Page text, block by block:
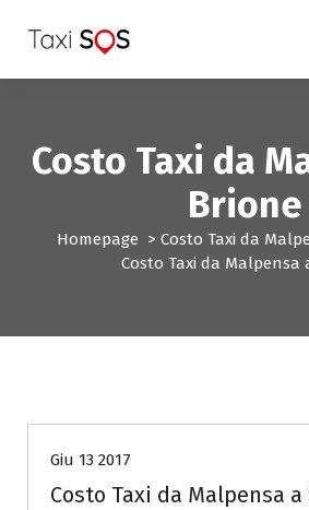
a
Costo Taxi da
Brione
Homepage > Costo Taxi da
Costo Taxi da Malpensa
Giu 13 2017
Costo Taxi da Malpensa